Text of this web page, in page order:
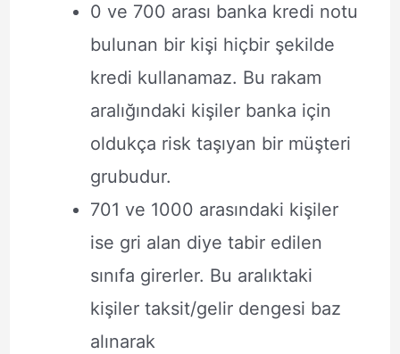
0 ve 700 arası banka kredi notu
bulunan bir kişi hiçbir şekilde
kredi kullanamaz. Bu rakam
aralığındaki kişiler banka için
oldukça risk taşıyan bir müşteri
grubudur.
701 ve 1000 arasındaki kişiler
ise gri alan diye tabir edilen
sınıfa girerler. Bu aralıktaki
kişiler taksit/gelir dengesi baz
alınarak